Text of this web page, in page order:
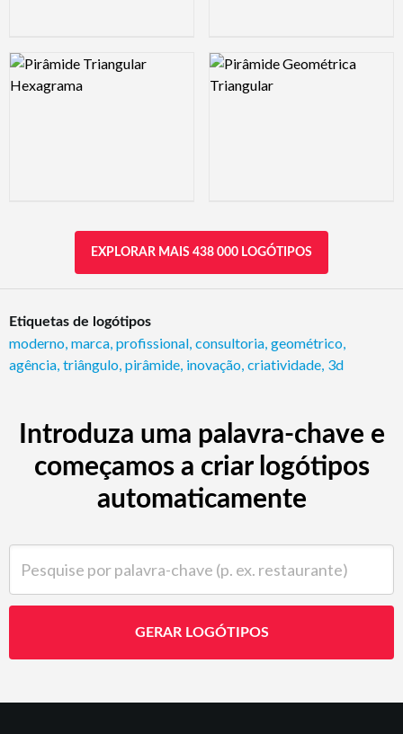
Logo Preview Image Logo Preview Image
EXPLORAR MAIS 438 000 LOGÓTIPOS
Etiquetas de logótipos
moderno marca profissional consultoria geométrico
agência triângulo pirâmide inovação criatividade 3d
Introduza uma palavra-chave e
começamos a criar logótipos
automaticamente
GERAR LOGÓTIPOS